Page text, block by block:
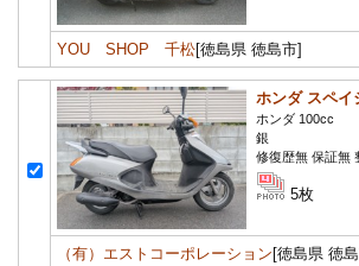
YOU SHOP 千松[徳島県 徳島市]
ホンダ スペイ
ホンダ 100cc
銀
修復歴無 保証無
5枚
（有）エストコーポレーション [徳島県 徳